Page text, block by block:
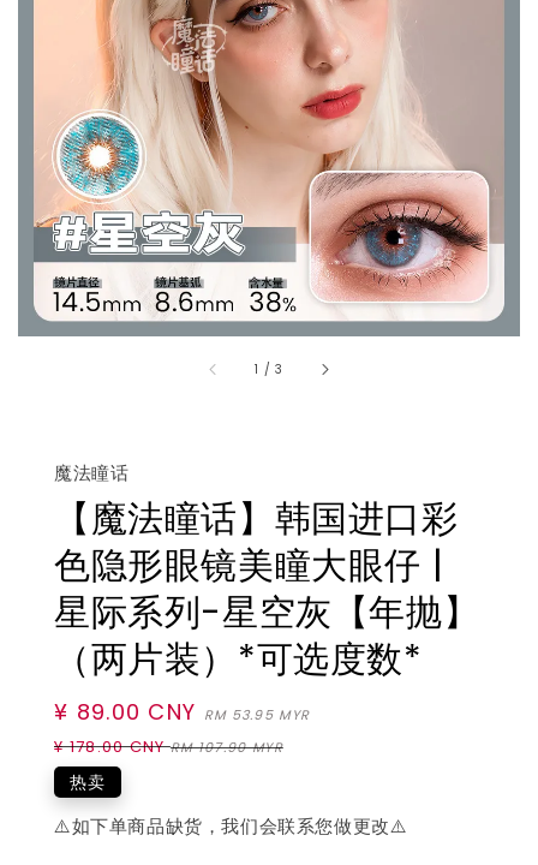
1 /3
魔法瞳话
【魔法瞳话】韩国进口彩
色隐形眼镜美瞳大眼仔 |
星际系列-星空灰【年抛】
（两片装）*可选度数*
Sale
price
¥ 89.00 CNY RM 53.95 MYR
¥ 178.00 CNYRM 107.90 MYR
热卖
⚠️如下单商品缺货，我们会联系您做更改⚠️